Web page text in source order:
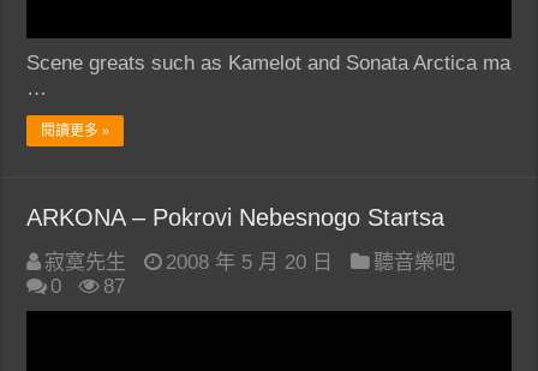
Scene greats such as Kamelot and Sonata Arctica ma
…
閱讀更多 »
ARKONA – Pokrovi Nebesnogo Startsa
寂寞先生 2008 年 5 月 20 日
聽音樂吧
0
87